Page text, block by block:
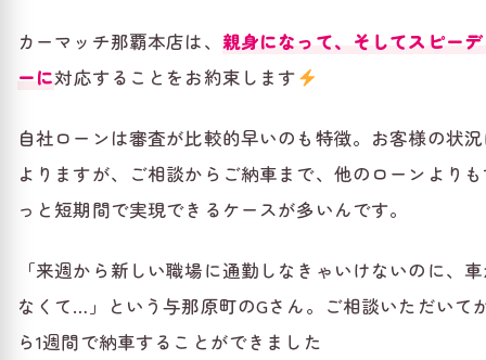
カーマッチ那覇本店は、 親身になって、そしてスピー
ーに対応することをお約束します
自社ローンは審査が比較的早いのも特徴。お客様の状
よりますが、ご相談からご納車まで、他のローンより
っと短期間で実現できるケースが多いんです。
「来週から新しい職場に通勤しなきゃいけないのに、
なくて…」という与那原町のGさん。ご相談いただいて
ら1週間で納車することができました